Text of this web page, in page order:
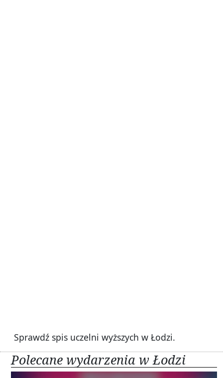
Sprawdź spis uczelni wyższych w Łodzi.
Polecane wydarzenia w Łodzi